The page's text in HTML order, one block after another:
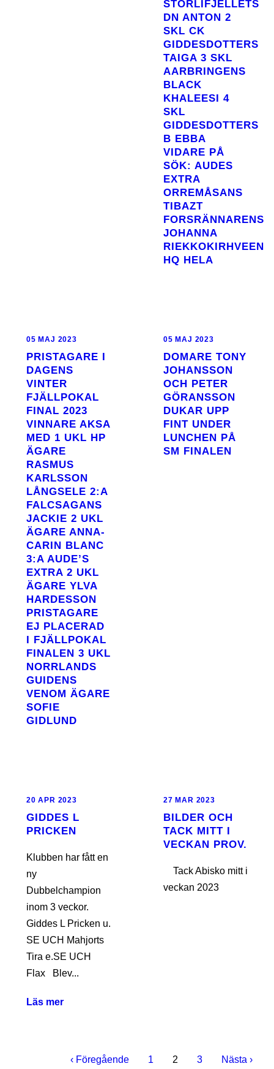
STORLIFJELLETS
DN ANTON 2
SKL CK
GIDDESDOTTERS
TAIGA 3 SKL
AARBRINGENS
BLACK
KHALEESI 4
SKL
GIDDESDOTTERS
B EBBA
VIDARE PÅ
SÖK: AUDES
EXTRA
ORREMÅSANS
TIBAZT
FORSRÄNNARENS
JOHANNA
RIEKKOKIRHVEEN
HQ HELA
05 MAJ 2023
PRISTAGARE I
DAGENS
VINTER
FJÄLLPOKAL
FINAL 2023
VINNARE AKSA
MED 1 UKL HP
ÄGARE
RASMUS
KARLSSON
LÅNGSELE 2:A
FALCSAGANS
JACKIE 2 UKL
ÄGARE ANNA-
CARIN BLANC
3:A AUDE’S
EXTRA 2 UKL
ÄGARE YLVA
HARDESSON
PRISTAGARE
EJ PLACERAD
I FJÄLLPOKAL
FINALEN 3 UKL
NORRLANDS
GUIDENS
VENOM ÄGARE
SOFIE
GIDLUND
05 MAJ 2023
DOMARE TONY
JOHANSSON
OCH PETER
GÖRANSSON
DUKAR UPP
FINT UNDER
LUNCHEN PÅ
SM FINALEN
20 APR 2023
GIDDES L
PRICKEN
Klubben har fått en
ny
Dubbelchampion
inom 3 veckor.
Giddes L Pricken u.
SE UCH Mahjorts
Tira e.SE UCH
Flax Blev...
Läs mer
27 MAR 2023
BILDER OCH
TACK MITT I
VECKAN PROV.
Tack Abisko mitt i
veckan 2023
‹ Föregående 1 2 3 Nästa ›